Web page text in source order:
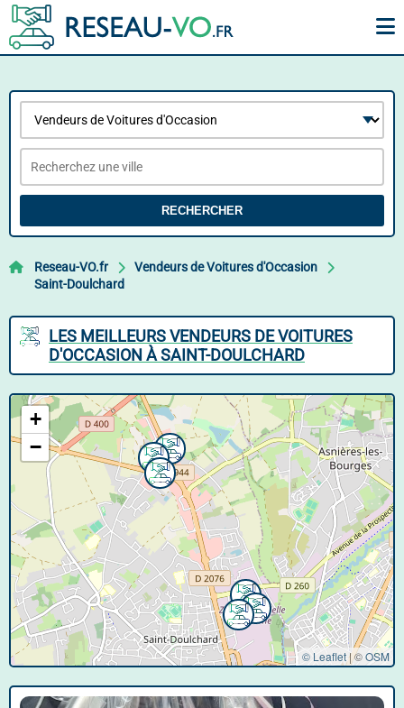
RECHERCHER
Reseau-VO.fr
Vendeurs de Voitures d'Occasion
Saint-Doulchard
LES MEILLEURS VENDEURS DE VOITURES
D'OCCASION À SAINT-DOULCHARD
+
−
© Leaflet|©OSM